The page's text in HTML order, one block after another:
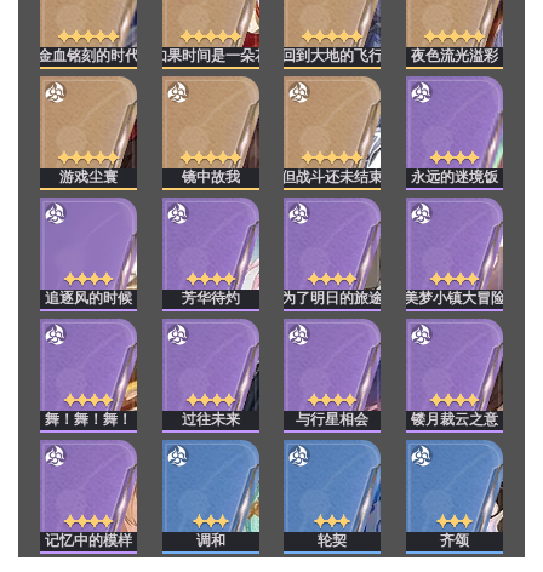
金血铭刻的时代 如果时间是一朵花 回到大地的飞行 夜色流光溢彩
游戏尘寰 镜中故我 但战斗还未结束 永远的迷境饭
追逐风的时候 芳华待灼 为了明日的旅途 美梦小镇大冒险
舞！舞！舞！ 过往未来 与行星相会 镂月裁云之意
记忆中的模样 调和 轮契 齐颂